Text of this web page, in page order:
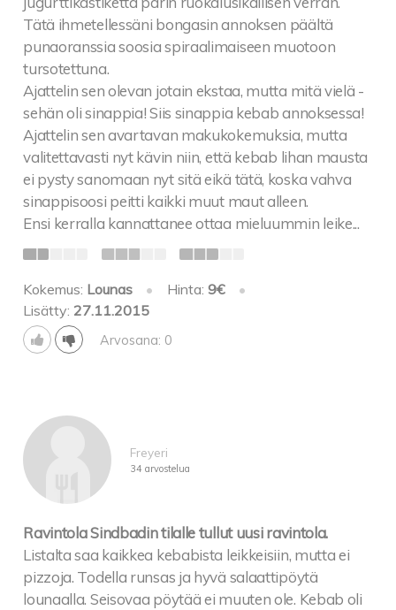
Tätä ihmetellessäni bongasin annoksen päältä
punaoranssia soosia spiraalimaiseen muotoon
tursotettuna.
Ajattelin sen olevan jotain ekstaa, mutta mitä vielä -
sehän oli sinappia! Siis sinappia kebab annoksessa!
Ajattelin sen avartavan makukokemuksia, mutta
valitettavasti nyt kävin niin, että kebab lihan mausta
ei pysty sanomaan nyt sitä eikä tätä, koska vahva
sinappisoosi peitti kaikki muut maut alleen.
Ensi kerralla kannattanee ottaa mieluummin leike...
Kokemus: Lounas • Hinta: 9€
•
Lisätty: 27.11.2015
Arvosana: 0
Freyeri
34 arvostelua
Ravintola Sindbadin tilalle tullut uusi ravintola.
Listalta saa kaikkea kebabista leikkeisiin, mutta ei
pizzoja. Todella runsas ja hyvä salaattipöytä
lounaalla. Seisovaa pöytää ei muuten ole. Kebab oli